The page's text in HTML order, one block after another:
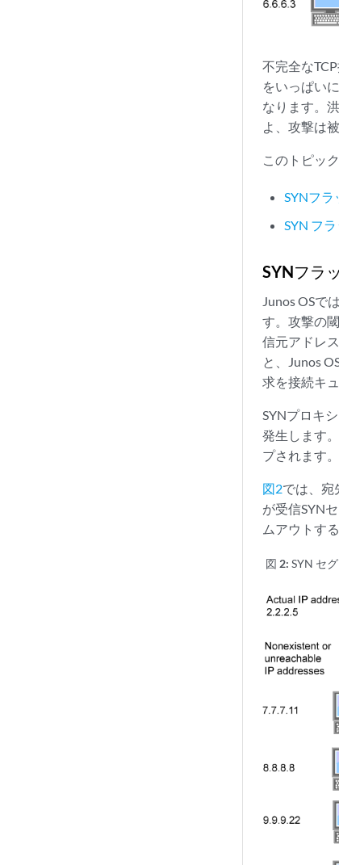
不完全な
をいっぱい
なります。
よ、攻撃は
このトピッ
SYNフ
SYN フ
SYNフラ
Junos OSで
す。攻撃の
信元アドレ
と、Junos
求を接続キ
SYNプロキ
発生します
プされます。
図2では、宛
が受信SYN
ムアウトす
図 2: SYN セ